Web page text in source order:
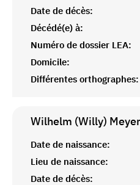
Date de décès:
Décédé(e) à:
Numéro de dossier LEA:
Domicile:
Différentes orthographes:
Wilhelm (Willy) Meyer
Date de naissance:
Lieu de naissance:
Date de décès: